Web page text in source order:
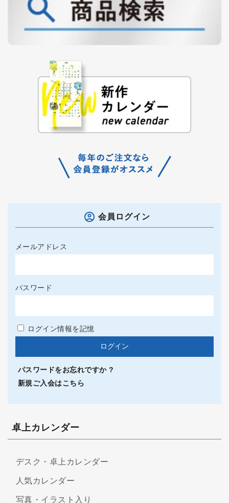
会員ログイン
メールアドレス
パスワード
ログイン情報を記憶
パスワードをお忘れですか ?
新規ご入会はこちら
卓上カレンダー
デスク・卓上カレンダー
人気カレンダー
写真・イラスト入り